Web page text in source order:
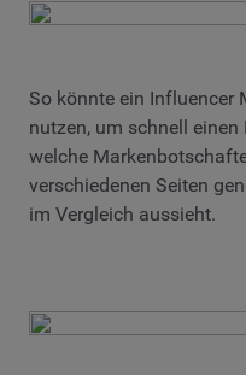
So könnte ein Influencer
nutzen, um schnell einen
welche
verschiedenen Seiten
im Vergleich aussieht.